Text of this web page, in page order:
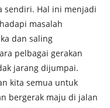
sendiri. Hal ini menjadi
masalah
dan saling
pelbagai gerakan
jarang dijumpai.
kita semua untuk
bergerak maju di jalan